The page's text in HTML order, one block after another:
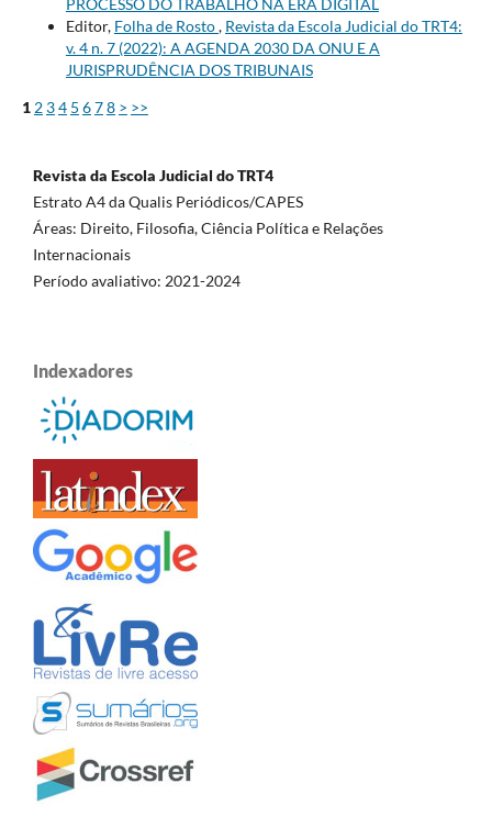
Editor, Folha de Rosto, Revista da Escola Judicial do TRT4:
v. 4 n. 7 (2022): A AGENDA 2030 DA ONU E A
JURISPRUDÊNCIA DOS TRIBUNAIS
1 2 34 5 678 > >>
Revista da Escola Judicial do TRT4
Estrato A4 da Qualis Periódicos/CAPES
Áreas: Direito, Filosofia, Ciência Política e Relações
Internacionais
Período avaliativo: 2021-2024
Indexadores